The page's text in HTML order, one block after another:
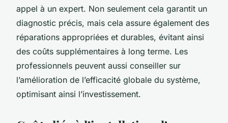
appel à un expert. Non seulement cela garantit un
diagnostic précis, mais cela assure également des
réparations appropriées et durables, évitant ainsi
des coûts supplémentaires à long terme. Les
professionnels peuvent aussi conseiller sur
l’amélioration de l’efficacité globale du système,
optimisant ainsi l’investissement.